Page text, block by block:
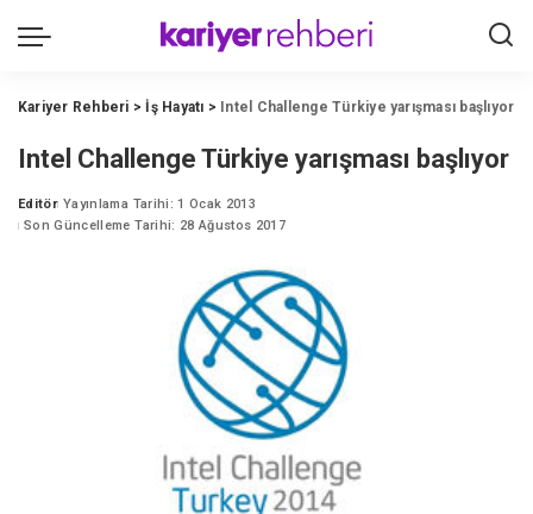
Kariyer Rehberi > İş Hayatı > Intel Challenge Türkiye yarışması başlıyor
Intel Challenge Türkiye yarışması başlıyor
Posted
by
Editör Yayınlama Tarihi: 1 Ocak 2013
Son Güncelleme Tarihi: 28 Ağustos 2017